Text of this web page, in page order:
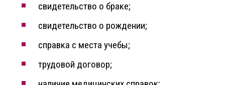
свидетельство о браке;
свидетельство о рождении;
справка с места учебы;
трудовой договор;